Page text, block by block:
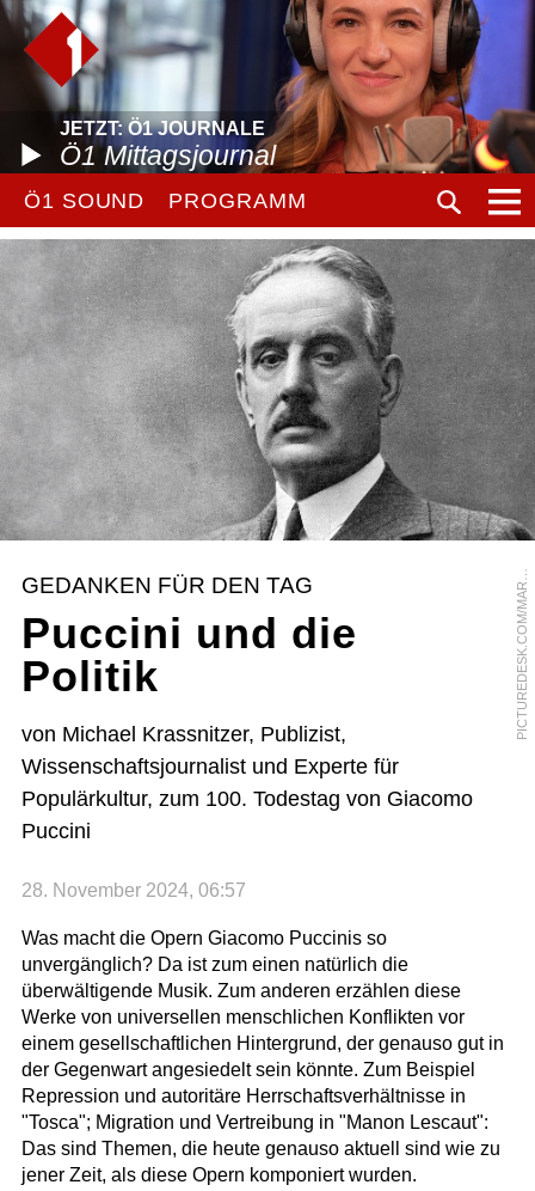
JETZT: Ö1 JOURNALE
Ö1 Mittagsjournal
Ö1 SOUND PROGRAMM
P
I
C
T
U
R
E
D
E
S
K
.
C
O
M
/
M
A
R
Y
E
V
A
N
S
GEDANKEN FÜR DEN TAG
Puccini und die
Politik
von Michael Krassnitzer, Publizist,
Wissenschaftsjournalist und Experte für
Populärkultur, zum 100. Todestag von Giacomo
Puccini
28. November 2024, 06:57
Was macht die Opern Giacomo Puccinis so
unvergänglich? Da ist zum einen natürlich die
überwältigende Musik. Zum anderen erzählen diese
Werke von universellen menschlichen Konflikten vor
einem gesellschaftlichen Hintergrund, der genauso gut in
der Gegenwart angesiedelt sein könnte. Zum Beispiel
Repression und autoritäre Herrschaftsverhältnisse in
"Tosca"; Migration und Vertreibung in "Manon Lescaut":
Das sind Themen, die heute genauso aktuell sind wie zu
jener Zeit, als diese Opern komponiert wurden.